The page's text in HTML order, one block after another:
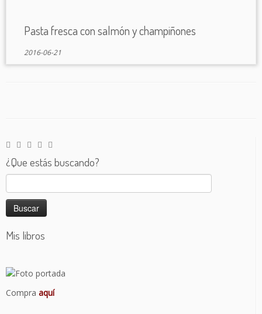
Pasta fresca con salmón y champiñones
2016-06-21
¿Que estás buscando?
Buscar:
Mis libros
Compra aquí